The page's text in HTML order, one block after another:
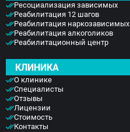
Ресоциализация зависимых
Реабилитация 12 шагов
Реабилитация наркозависимых
Реабилитация алкоголиков
Реабилитационный центр
КЛИНИКА
О клинике
Специалисты
Отзывы
Лицензии
Стоимость
Контакты